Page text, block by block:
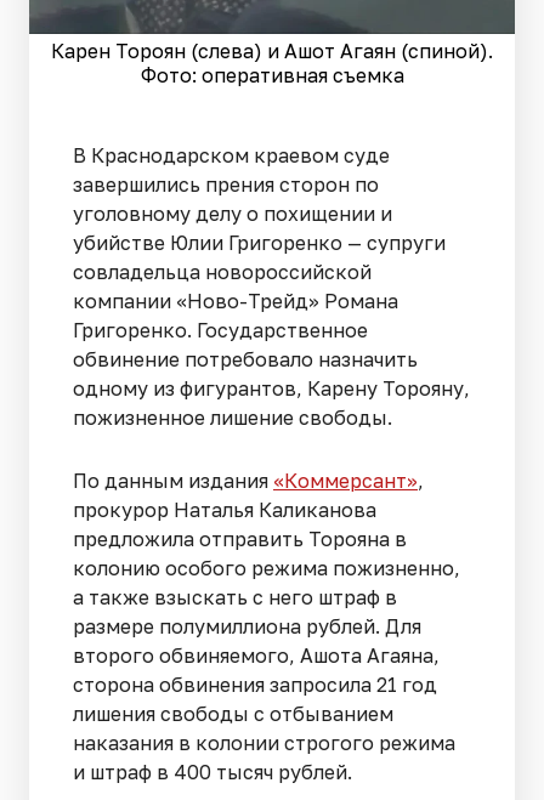
Карен Тороян (слева) и Ашот Агаян (спиной).
Фото: оперативная съемка
В Краснодарском краевом суде
завершились прения сторон по
уголовному делу о похищении и
убийстве Юлии Григоренко — супруги
совладельца новороссийской
компании «Ново-Трейд» Романа
Григоренко. Государственное
обвинение потребовало назначить
одному из фигурантов, Карену Торояну,
пожизненное лишение свободы.
По данным издания «Коммерсант»,
прокурор Наталья Каликанова
предложила отправить Торояна в
колонию особого режима пожизненно,
а также взыскать с него штраф в
размере полумиллиона рублей. Для
второго обвиняемого, Ашота Агаяна,
сторона обвинения запросила 21 год
лишения свободы с отбыванием
наказания в колонии строгого режима
и штраф в 400 тысяч рублей.